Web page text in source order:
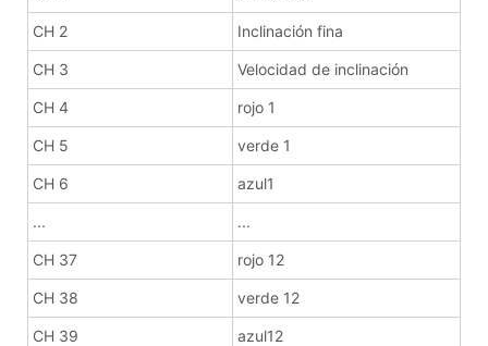
CH 2 Inclinación fina
CH 3 Velocidad de inclinación
CH 4 rojo 1
CH 5 verde 1
CH 6 azul1
... ...
CH 37 rojo 12
CH 38 verde 12
CH 39 azul12